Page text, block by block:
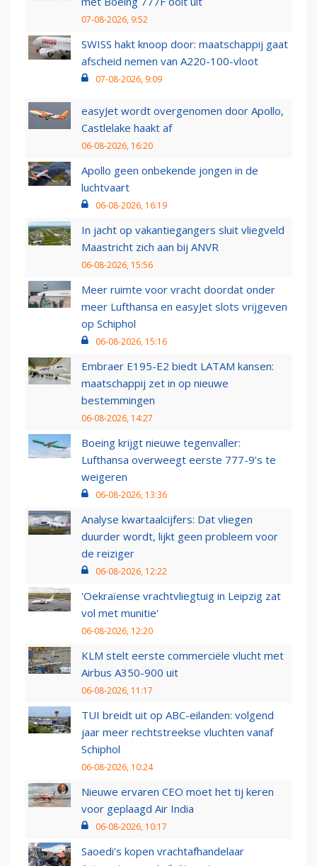
07-08-2026, 9:52
SWISS hakt knoop door: maatschappij gaat
afscheid nemen van A220-100-vloot
07-08-2026, 9:09
easyJet wordt overgenomen door Apollo,
Castlelake haakt af
06-08-2026, 16:20
Apollo geen onbekende jongen in de
luchtvaart
06-08-2026, 16:19
In jacht op vakantiegangers sluit vliegveld
Maastricht zich aan bij ANVR
06-08-2026, 15:56
Meer ruimte voor vracht doordat onder
meer Lufthansa en easyJet slots vrijgeven
op Schiphol
06-08-2026, 15:16
Embraer E195-E2 biedt LATAM kansen:
maatschappij zet in op nieuwe
bestemmingen
06-08-2026, 14:27
Boeing krijgt nieuwe tegenvaller:
Lufthansa overweegt eerste 777-9’s te
weigeren
06-08-2026, 13:36
Analyse kwartaalcijfers: Dat vliegen
duurder wordt, lijkt geen probleem voor
de reiziger
06-08-2026, 12:22
'Oekraïense vrachtvliegtuig in Leipzig zat
vol met munitie'
06-08-2026, 12:20
KLM stelt eerste commerciële vlucht met
Airbus A350-900 uit
06-08-2026, 11:17
TUI breidt uit op ABC-eilanden: volgend
jaar meer rechtstreekse vluchten vanaf
Schiphol
06-08-2026, 10:24
Nieuwe ervaren CEO moet het tij keren
voor geplaagd Air India
06-08-2026, 10:17
Saoedi’s kopen vrachtafhandelaar